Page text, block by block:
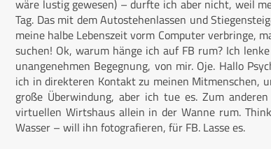
wäre lustig gewesen) – durfte ich aber nicht, weil
Tag. Das mit dem Autostehenlassen und
meine halbe Lebenszeit vorm Computer verbringe,
suchen! Ok, warum hänge ich auf FB rum? Ich
unangenehmen Begegnung, von mir. Oje. Hallo
ich in direkteren Kontakt zu meinen Mitmenschen,
große Überwindung, aber ich tue es. Zum
virtuellen Wirtshaus allein in der Wanne rum.
Wasser – will ihn fotografieren, für FB. Lasse es.